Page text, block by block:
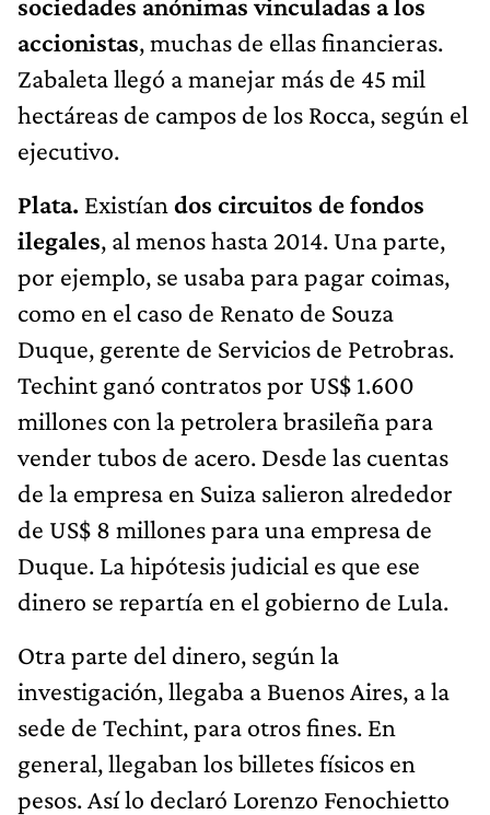
accionistas, muchas de ellas financieras.
Zabaleta llegó a manejar más de 45 mil
hectáreas de campos de los Rocca, según el
ejecutivo.
Plata. Existían dos circuitos de fondos
ilegales, al menos hasta 2014. Una parte,
por ejemplo, se usaba para pagar coimas,
como en el caso de Renato de Souza
Duque, gerente de Servicios de Petrobras.
Techint ganó contratos por US$ 1.600
millones con la petrolera brasileña para
vender tubos de acero. Desde las cuentas
de la empresa en Suiza salieron alrededor
de US$ 8 millones para una empresa de
Duque. La hipótesis judicial es que ese
dinero se repartía en el gobierno de Lula.
Otra parte del dinero, según la
investigación, llegaba a Buenos Aires, a la
sede de Techint, para otros fines. En
general, llegaban los billetes físicos en
pesos. Así lo declaró Lorenzo Fenochietto